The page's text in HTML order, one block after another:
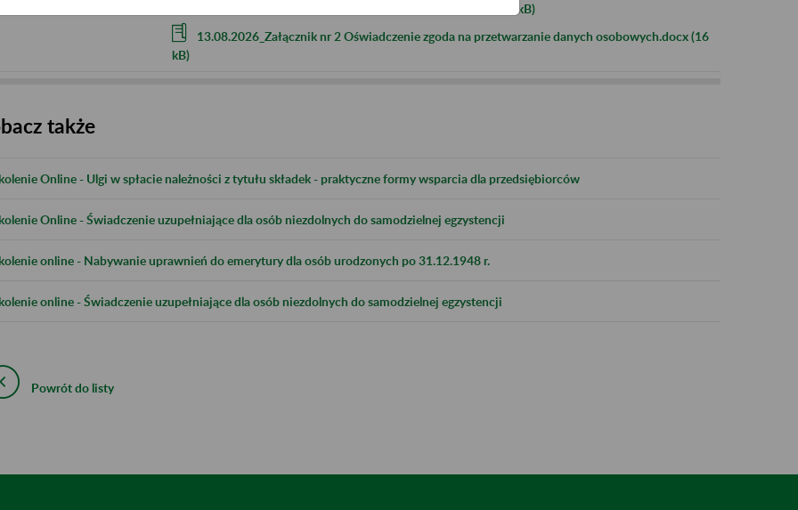
13.08.2026_Załącznik nr 1 Klauzula informacyjna.docx (17 kB)
13.08.2026_Załącznik nr 2 Oświadczenie zgoda na przetwarzanie danych osobowych.docx (16
kB)
także
Online - Ulgi w spłacie należności z tytułu składek - praktyczne formy wsparcia dla przedsiębiorców
Online - Świadczenie uzupełniające dla osób niezdolnych do samodzielnej egzystencji
online - Nabywanie uprawnień do emerytury dla osób urodzonych po 31.12.1948 r.
online - Świadczenie uzupełniające dla osób niezdolnych do samodzielnej egzystencji
Powrót do listy